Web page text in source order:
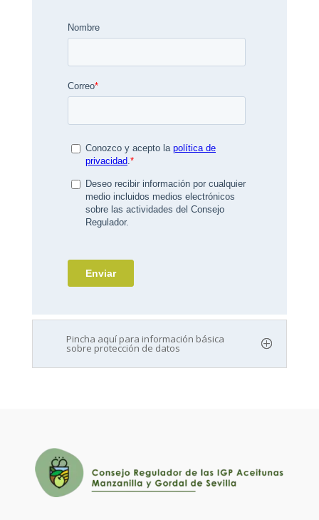
Pincha aquí para información básica
sobre protección de datos